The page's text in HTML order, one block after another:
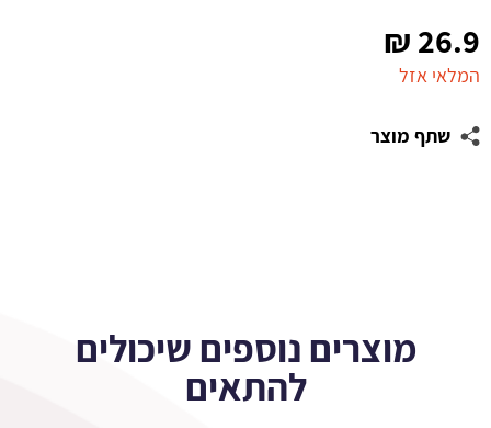
26.9
₪
המלאי אזל
שתף מוצר
מוצרים נוספים שיכולים
להתאים